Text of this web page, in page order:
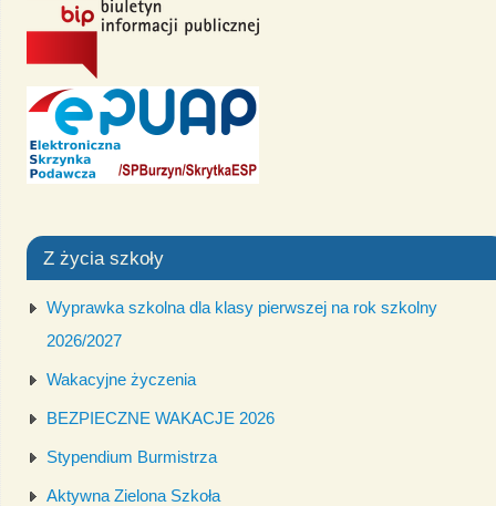
Z życia szkoły
Wyprawka szkolna dla klasy pierwszej na rok szkolny
2026/2027
Wakacyjne życzenia
BEZPIECZNE WAKACJE 2026
Stypendium Burmistrza
Aktywna Zielona Szkoła